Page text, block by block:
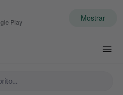
Play Mostrar